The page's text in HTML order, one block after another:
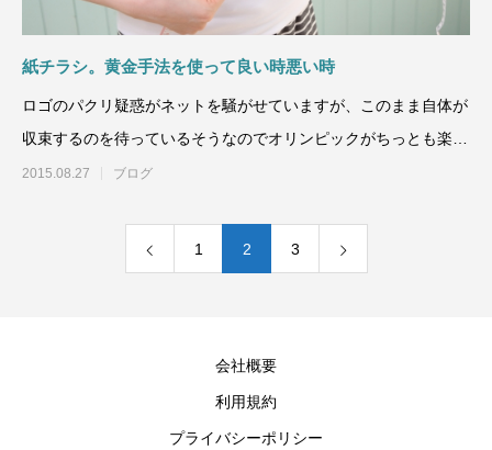
紙チラシ。黄金手法を使って良い時悪い時
ロゴのパクリ疑惑がネットを騒がせていますが、このまま自体が
収束するのを待っているそうなのでオリンピックがちっとも楽し
みじゃなくなってるうえに
2015.08.27 ブログ
1 2 3
会社概要
利用規約
プライバシーポリシー